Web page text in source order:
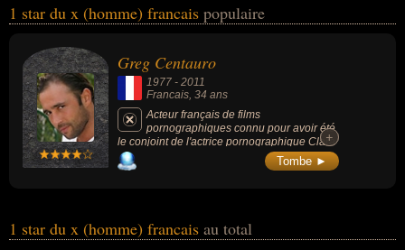
personnalités (de sexe masculin) peuvent avoir des liens variés
pornographie. Ces célébrités peuvent également avoir été artiste
ou metteur en scène.
1 star du x (homme) francais populaire
Greg Centauro
1977 - 2011
Francais, 34 ans
Acteur français de films
pornographiques connu pour avoir été
le conjoint de l'actrice pornographique Clara
Morgane.
+
+
Tombe ►
1 star du x (homme) francais au total